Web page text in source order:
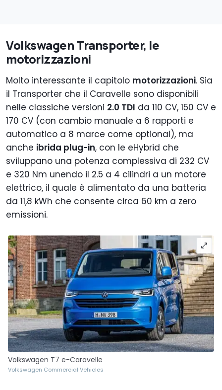
Volkswagen Transporter, le
motorizzazioni
Molto interessante il capitolo motorizzazioni. Sia
il Transporter che il Caravelle sono disponibili
nelle classiche versioni 2.0 TDI da 110 CV, 150 CV e
170 CV (con cambio manuale a 6 rapporti e
automatico a 8 marce come optional), ma
anche ibrida plug-in, con le eHybrid che
sviluppano una potenza complessiva di 232 CV
e 320 Nm unendo il 2.5 a 4 cilindri a un motore
elettrico, il quale è alimentato da una batteria
da 11,8 kWh che consente circa 60 km a zero
emissioni.
Volkswagen T7 e-Caravelle
Volkswagen Commercial Vehicles